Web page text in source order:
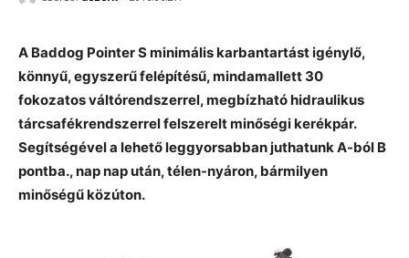
A Baddog Pointer S minimális karbantartást igénylő,
könnyű, egyszerű felépítésű, mindamallett 30
fokozatos váltórendszerrel, megbízható hidraulikus
tárcsafékrendszerrel felszerelt minőségi kerékpár.
Segítségével a lehető leggyorsabban juthatunk A-ból B
pontba., nap nap után, télen-nyáron, bármilyen
minőségű közúton.